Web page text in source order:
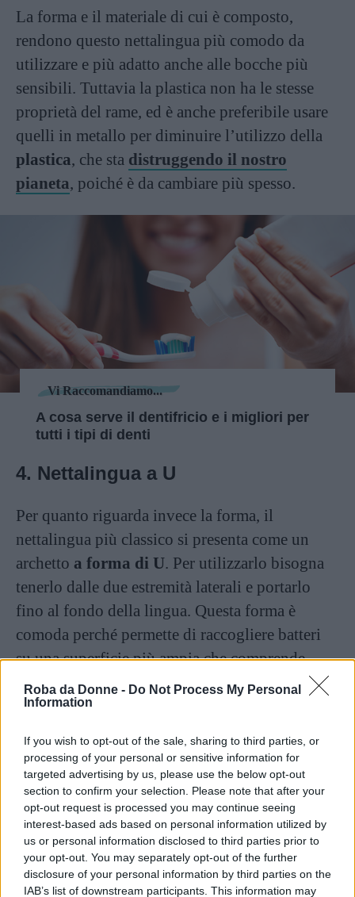
Roba da Donne - Do Not Process My Personal
Information
If you wish to opt-out of the sale, sharing to third parties, or
processing of your personal or sensitive information for
targeted advertising by us, please use the below opt-out
section to confirm your selection. Please note that after your
opt-out request is processed you may continue seeing
interest-based ads based on personal information utilized by
us or personal information disclosed to third parties prior to
your opt-out. You may separately opt-out of the further
disclosure of your personal information by third parties on the
IAB’s list of downstream participants. This information may
La forma e il materiale di cui è composto,
rendono questo nettalingua più comodo da
utilizzare e più adatto anche alle bocche più
sensibili. Tuttavia la plastica non ha le stesse
proprietà del rame, ed è anche preferibile usare
quelli in metallo per diminuire l’utilizzo della
plastica, che sta distruggendo il nostro
pianeta, poiché è da cambiare più spesso.
Vi Raccomandiamo...
A cosa serve il dentifricio e i migliori per
tutti i tipi di denti
4. Nettalingua a U
Per quanto riguarda invece la forma, il
nettalingua più classico si presenta come un
archetto a forma di U. Per utilizzarlo bisogna
tenerlo dalle due estremità laterali e portarlo
fino al fondo della lingua. Questa forma è
comoda perché permette di raccogliere batteri
su una superficie più ampia che comprende
praticamente tutta la lingua, senza dover fare
troppi passaggi. Il nettalingua a U si trova
5. Nettalingua Hollow
Si tratta di uno strumento realizzato con un
manico, simile a quello di uno spazzolino o di
un cucchiaio, con l’estremità formata da un
archetto rivolto verso la bocca. L’utilizzo è